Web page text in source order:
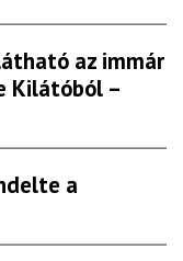
az immár
Kilátóból –
a